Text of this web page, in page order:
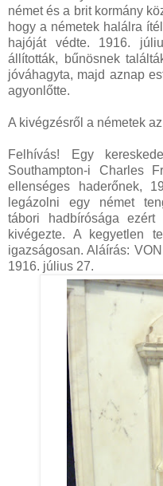
német és a brit kormány
hogy a németek halálra
hajóját védte. 1916.
állították, bűnösnek
jóváhagyta, majd aznap
agyonlőtte.
A kivégzésről a németek
Felhívás! Egy
Southampton-i Charles
ellenséges haderőnek,
legázolni egy német
tábori hadbírósága
kivégezte. A kegyetlen
igazságosan. Aláírás:
1916. július 27.